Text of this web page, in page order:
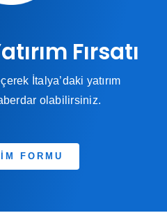
Fırsatı
İtalya’daki yatırım
olabilirsiniz.
FORMU